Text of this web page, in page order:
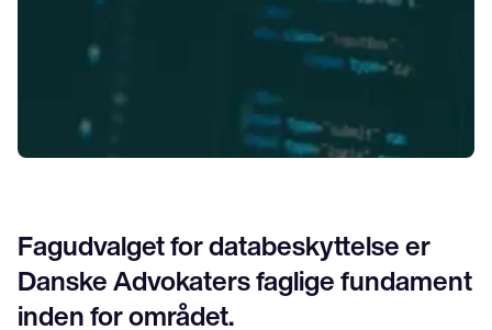
Fagudvalget for databeskyttelse er
Danske Advokaters faglige fundament
inden for området.